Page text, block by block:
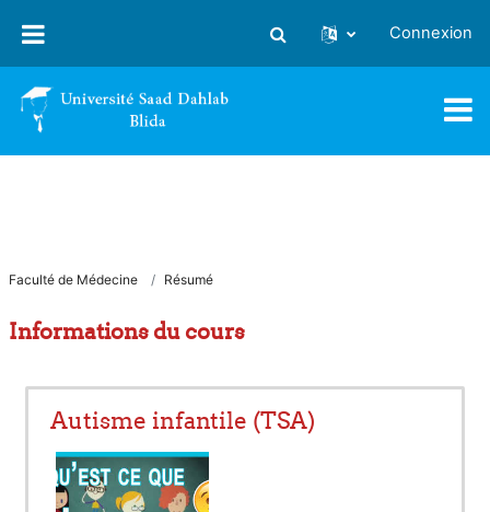
Activer/désactiver la saisie
Connexion
Faculté de Médecine Résumé
Informations du cours
Autisme infantile (TSA)